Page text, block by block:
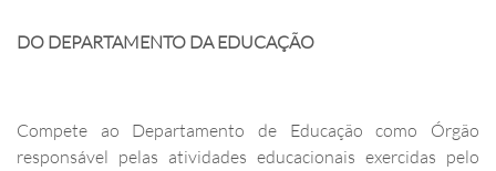
DO DEPARTAMENTO DA EDUCAÇÃO
Compete ao Departamento de Educação como Órgão
responsável pelas atividades educacionais exercidas pelo